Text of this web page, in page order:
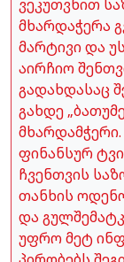
ვეკუთვნით
მხარდაჭერა
მარტივი და
აირჩიო
გადახდასაც
გახდე
ფინანსურ
ჩვენთვის
თანხის
და
უფრო მეტ